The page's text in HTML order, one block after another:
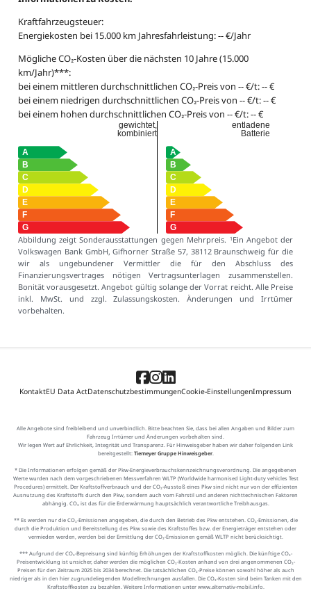
Kraftfahrzeugsteuer:
Energiekosten bei 15.000 km Jahresfahrleistung: -- €/Jahr
Mögliche CO₂-Kosten über die nächsten 10 Jahre (15.000
km/Jahr)***:
bei einem mittleren durchschnittlichen CO₂-Preis von -- €/t: -- €
bei einem niedrigen durchschnittlichen CO₂-Preis von -- €/t: -- €
bei einem hohen durchschnittlichen CO₂-Preis von -- €/t: -- €
gewichtet,
kombiniert
entladene
Batterie
Abbildung zeigt Sonderausstattungen gegen Mehrpreis. 1 Ein Angebot der
Volkswagen Bank GmbH, Gifhorner Straße 57, 38112 Braunschweig für die
wir als ungebundener Vermittler die für den Abschluss des
Finanzierungsvertrages nötigen Vertragsunterlagen zusammenstellen.
Bonität vorausgesetzt. Angebot gültig solange der Vorrat reicht. Alle Preise
inkl. MwSt. und zzgl. Zulassungskosten. Änderungen und Irrtümer
vorbehalten.
KontaktEU Data ActDatenschutzbestimmungenCookie-EinstellungenImpressum
Alle Angebote sind freibleibend und unverbindlich. Bitte beachten Sie, dass bei allen Angaben und Bilder zum
Fahrzeug Irrtümer und Änderungen vorbehalten sind.
Wir legen Wert auf Ehrlichkeit, Integrität und Transparenz. Für Hinweisgeber haben wir daher folgenden Link
bereitgestellt: Tiemeyer Gruppe Hinweisgeber.
* Die Informationen erfolgen gemäß der Pkw-Energieverbrauchskennzeichnungsverordnung. Die angegebenen
Werte wurden nach dem vorgeschriebenen Messverfahren WLTP (Worldwide harmonised Light-duty vehicles Test
Procedures) ermittelt. Der Kraftstoffverbrauch und der CO₂-Ausstoß eines Pkw sind nicht nur von der effizienten
Ausnutzung des Kraftstoffs durch den Pkw, sondern auch vom Fahrstil und anderen nichttechnischen Faktoren
abhängig. CO₂ ist das für die Erderwärmung hauptsächlich verantwortliche Treibhausgas.
** Es werden nur die CO₂-Emissionen angegeben, die durch den Betrieb des Pkw entstehen. CO₂-Emissionen, die
durch die Produktion und Bereitstellung des Pkw sowie des Kraftstoffes bzw. der Energieträger entstehen oder
vermieden werden, werden bei der Ermittlung der CO₂-Emissionen gemäß WLTP nicht berücksichtigt.
*** Aufgrund der CO₂-Bepreisung sind künftig Erhöhungen der Kraftstoffkosten möglich. Die künftige CO₂-
Preisentwicklung ist unsicher, daher werden die möglichen CO₂-Kosten anhand von drei angenommenen CO₂-
Preisen für den Zeitraum 2025 bis 2034 berechnet. Die tatsächlichen CO₂-Preise können sowohl höher als auch
niedriger als in den hier zugrundeliegenden Modellrechnungen ausfallen. Die CO₂-Kosten sind beim Tanken mit den
Kraftstoffkosten zu bezahlen. Weitere Informationen unter www.alternativ-mobil.info.